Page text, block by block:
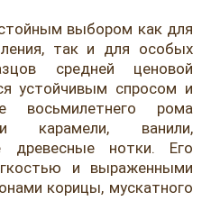
выбором как для
так и для особых
средней ценовой
устойчивым спросом и
восьмилетнего рома
карамели, ванили,
древесные нотки. Его
и выраженными
корицы, мускатного